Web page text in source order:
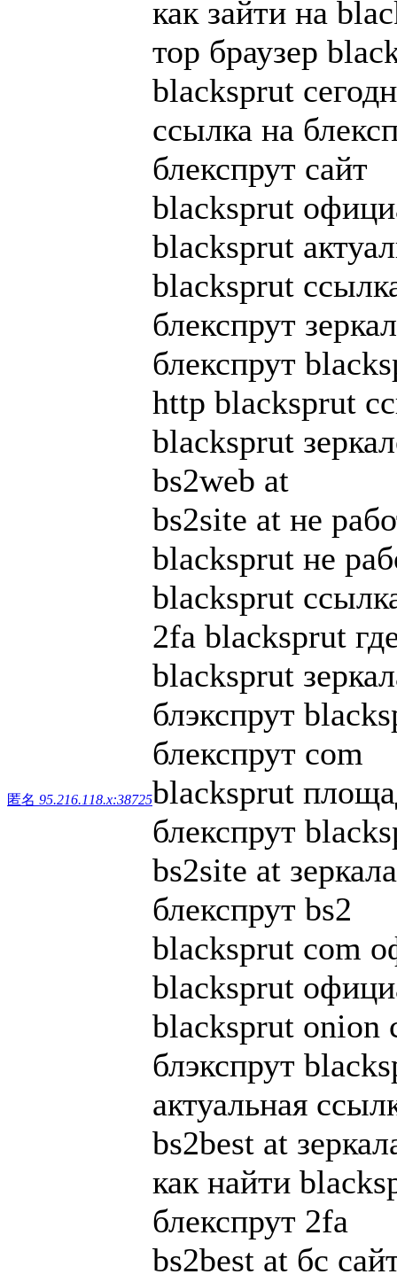
匿名 95.216.118.x:38725
как зайти на
тор браузер
blacksprut
ссылка на
блекспрут сайт
blacksprut
blacksprut
blacksprut
блекспрут
блекспрут
http blacksprut
blacksprut
bs2web at
bs2site at не
blacksprut не
blacksprut
2fa blacksprut
blacksprut
блэкспрут
блекспрут com
blacksprut
блекспрут
bs2site at зеркала
блекспрут bs2
blacksprut com
blacksprut
blacksprut onion
блэкспрут
актуальная
bs2best at
как найти
блекспрут 2fa
bs2best at бс